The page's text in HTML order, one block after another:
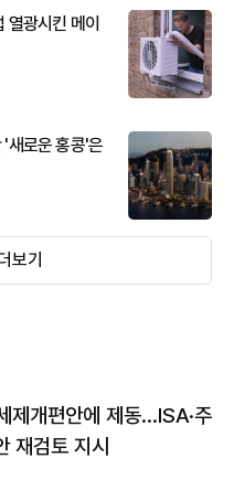
열광시킨 메이
'새로운 홍콩'은
보기
제개편안에 제동…ISA·주
재검토 지시